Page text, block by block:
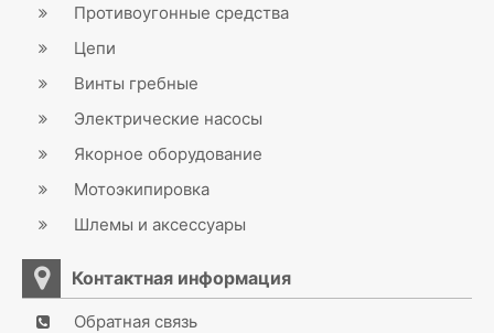
Противоугонные средства
Цепи
Винты гребные
Электрические насосы
Якорное оборудование
Мотоэкипировка
Шлемы и аксессуары
Контактная информация
Обратная связь